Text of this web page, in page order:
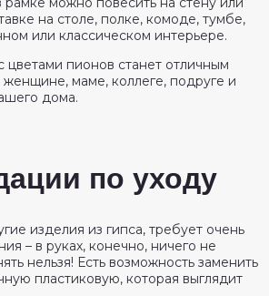
на столе, полке, комоде, тумбе,
или классическом интерьере.
цветами пионов станет отличным
маме, коллеге, подруге и
дома.
по уходу
изделия из гипса, требует очень
– в руках, конечно, ничего не
нельзя! Есть возможность заменить
пластиковую, которая выглядит